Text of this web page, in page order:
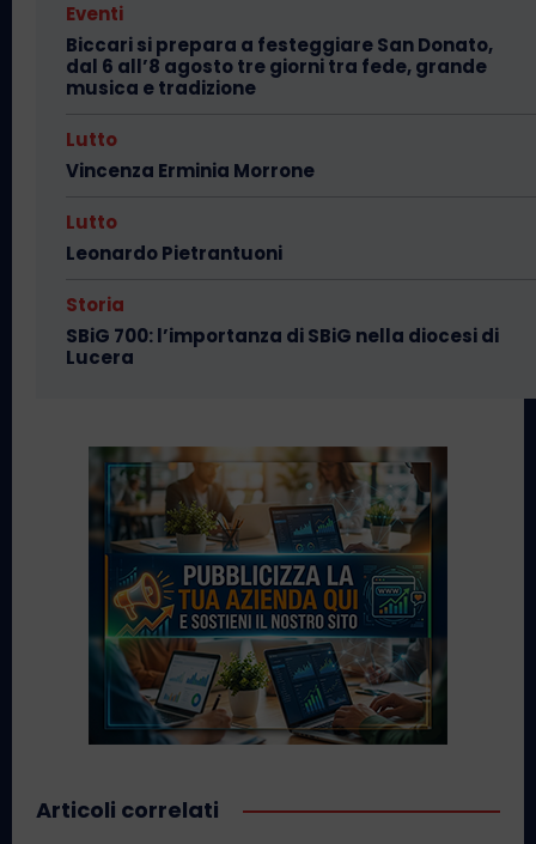
Eventi
Biccari si prepara a festeggiare San Donato,
dal 6 all’8 agosto tre giorni tra fede, grande
musica e tradizione
Lutto
Vincenza Erminia Morrone
Lutto
Leonardo Pietrantuoni
Storia
SBiG 700: l’importanza di SBiG nella diocesi di
Lucera
Articoli correlati